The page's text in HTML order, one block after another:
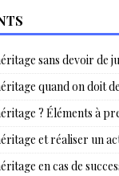
sans devoir de
quand on doit
? Éléments à
et réaliser un
en cas de